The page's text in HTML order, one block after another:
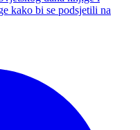
kako bi se podsjetili na